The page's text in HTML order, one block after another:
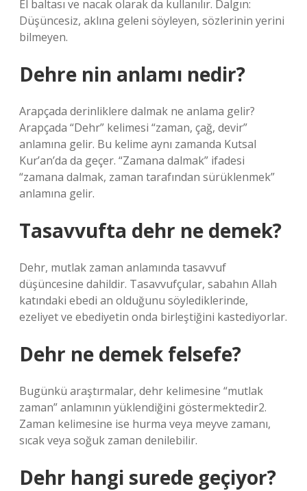
El baltası ve nacak olarak da kullanılır. Dalgın:
Düşüncesiz, aklına geleni söyleyen, sözlerinin yerini
bilmeyen.
Dehre nin anlamı nedir?
Arapçada derinliklere dalmak ne anlama gelir?
Arapçada “Dehr” kelimesi “zaman, çağ, devir”
anlamına gelir. Bu kelime aynı zamanda Kutsal
Kur’an’da da geçer. “Zamana dalmak” ifadesi
“zamana dalmak, zaman tarafından sürüklenmek”
anlamına gelir.
Tasavvufta dehr ne demek?
Dehr, mutlak zaman anlamında tasavvuf
düşüncesine dahildir. Tasavvufçular, sabahın Allah
katındaki ebedi an olduğunu söylediklerinde,
ezeliyet ve ebediyetin onda birleştiğini kastediyorlar.
Dehr ne demek felsefe?
Bugünkü araştırmalar, dehr kelimesine “mutlak
zaman” anlamının yüklendiğini göstermektedir2.
Zaman kelimesine ise hurma veya meyve zamanı,
sıcak veya soğuk zaman denilebilir.
Dehr hangi surede geçiyor?